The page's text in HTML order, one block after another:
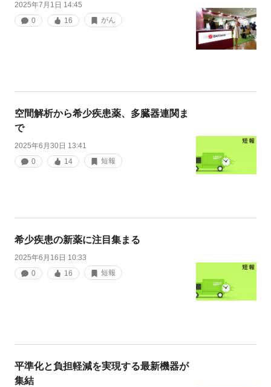
2025年7月1日 14:45
0
16 がん
空間解析から希少疾患薬、多臓器連関ま
で
2025年6月30日 13:41
0
14 短報
希少疾患の新薬に注目集まる
2025年6月16日 10:33
0
16 短報
平準化と負担軽減を実現する最新機器が
集結